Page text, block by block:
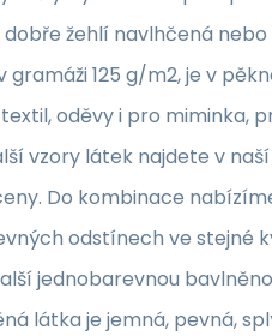
dobře žehlí navlhčená
125 g/m2, je v
oděvy i pro miminka,
vzory látek najdete v
Do kombinace
odstínech ve stejné
jednobarevnou
látka je jemná, pevná,